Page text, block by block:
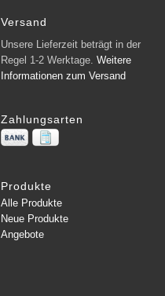
Versand
Unsere Lieferzeit beträgt in der
Regel 1-2 Werktage. Weitere
Informationen zum Versand
Zahlungsarten
Produkte
Alle Produkte
Neue Produkte
Angebote